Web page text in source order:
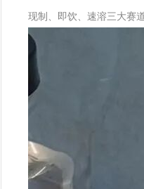
现制、即饮、速溶三大赛